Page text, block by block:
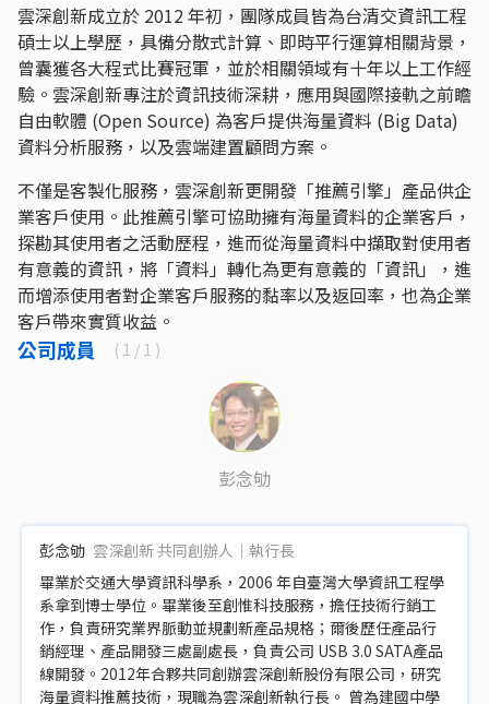
雲深創新成立於‭ ‬2012‭ ‬年初，團隊成員皆為台清交資訊工程
碩士以上學歷，具備分散式計算、即時平行運算相關背景，
曾囊獲各大程式比賽冠軍，並於相關領域有十年以上工作經
驗。雲深創新專注於資訊技術深耕，應用與國際接軌之前瞻
自由軟體‭ (‬Open Source‭) ‬為客戶提供海量資料‭ (‬Big Data‭) ‬
資料分析服務，以及雲端建置顧問方案。
不僅是客製化服務，雲深創新更開發「推薦引擎」產品供企
業客戶使用。此推薦引擎可協助擁有海量資料的企業客戶，
探勘其使用者之活動歷程，進而從海量資料中擷取對使用者
有意義的資訊，將「資料」轉化為更有意義的「資訊」，進
而增添使用者對企業客戶服務的黏率以及返回率，也為企業
客戶帶來實質收益。
公司成員 ( 1 / 1 )
彭念劬
彭念劬 雲深創新 共同創辦人｜執行長
畢業於交通大學資訊科學系，2006 年自臺灣大學資訊工程學
系拿到博士學位。畢業後至創惟科技服務，擔任技術行銷工
作，負責研究業界脈動並規劃新產品規格；爾後歷任產品行
銷經理、產品開發三處副處長，負責公司 USB 3.0 SATA產品
線開發。2012年合夥共同創辦雲深創新股份有限公司，研究
海量資料推薦技術，現職為雲深創新執行長。 曾為建國中學